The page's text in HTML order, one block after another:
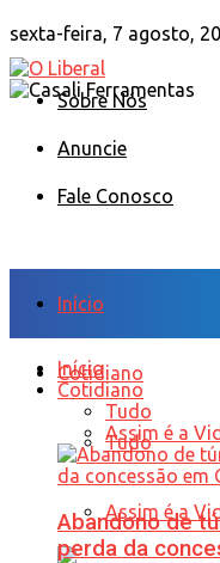
sexta-feira, 7 agosto,
Sobre Nós
Anuncie
Fale Conosco
Início
Cotidiano
Tudo
Assim é a
Início
Cotidiano
Tudo
Assim é a
Abandono de
perda da